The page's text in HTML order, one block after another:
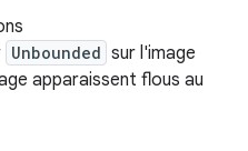
Unbounded sur l'image
apparaissent flous au